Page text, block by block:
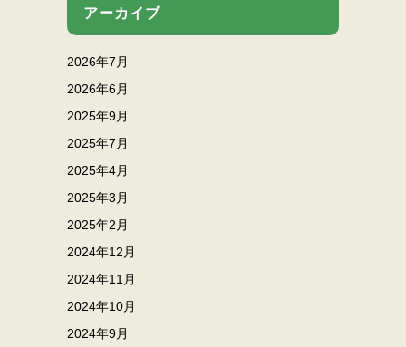
アーカイブ
2026年7月
2026年6月
2025年9月
2025年7月
2025年4月
2025年3月
2025年2月
2024年12月
2024年11月
2024年10月
2024年9月